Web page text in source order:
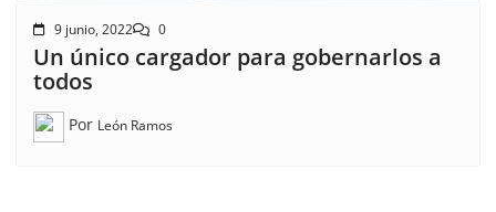
9 junio, 2022 0
Un único cargador para gobernarlos a
todos
Por León Ramos